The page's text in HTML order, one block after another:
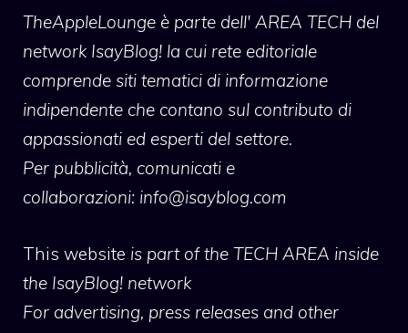
TheAppleLounge è parte dell' AREA TECH del
network IsayBlog! la cui rete editoriale
comprende siti tematici di informazione
indipendente che contano sul contributo di
appassionati ed esperti del settore.
Per pubblicità, comunicati e
collaborazioni: info@isayblog.com
This website is part of the TECH AREA inside
the IsayBlog! network
For advertising, press releases and other